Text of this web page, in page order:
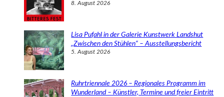
8. August 2026
Lisa Pufahl in der Galerie Kunstwerk Landshut
„Zwischen den Stühlen“ – Ausstellungsbericht
5. August 2026
Ruhrtriennale 2026 – Regionales Programm im
Wunderland – Künstler, Termine und freier Eintritt